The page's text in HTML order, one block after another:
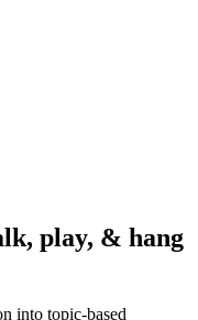
play, & hang
into topic-based